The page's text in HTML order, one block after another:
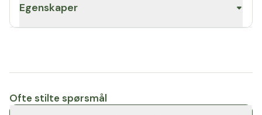
Egenskaper
Ofte stilte spørsmål